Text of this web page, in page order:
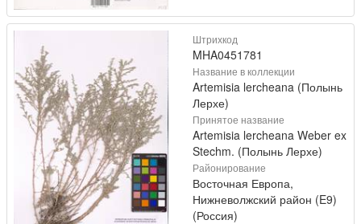
Штрихкод
MHA0451781
Название в коллекции
Artemisia lercheana (Полынь
Лерхе)
Принятое название
Artemisia lercheana Weber ex
Stechm. (Полынь Лерхе)
Районирование
Восточная Европа,
Нижневолжский район (E9)
(Россия)